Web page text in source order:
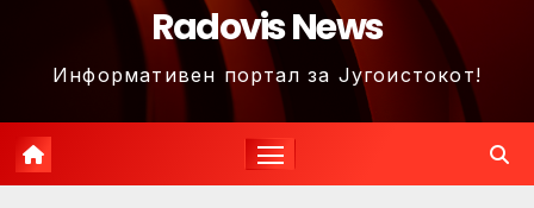
Radovis News
Информативен портал за Југоистокот!